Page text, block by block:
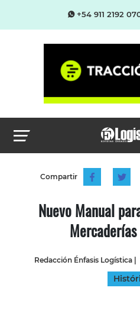
+54 911 2192
Compartir
Nuevo Manual
Redacción Énfasis Logística |